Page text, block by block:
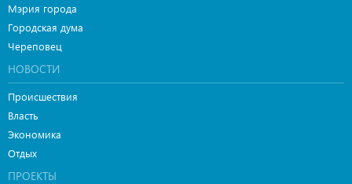
Мэрия города
Городская дума
Череповец
НОВОСТИ
Происшествия
Власть
Экономика
Отдых
ПРОЕКТЫ